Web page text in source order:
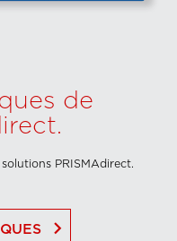
de
PRISMAdirect.
keyboard_arrow_right